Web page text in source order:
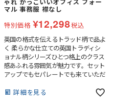
マル 事務服 襟なし
特別価格 ¥12,298税込
英国の格式を伝えるトラッド柄で品よ
く 柔らかな仕立ての英国トラディシ
ョナル柄シリーズひとつ格上のクラス
感あふれる雰囲気が魅力です。セット
アップでもセパレートでも来ていただ
詳細を見る